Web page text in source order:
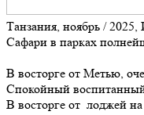
Танзания, ноябрь /
Сафари в парках
В восторге от Метью,
Спокойный
В восторге от лоджей